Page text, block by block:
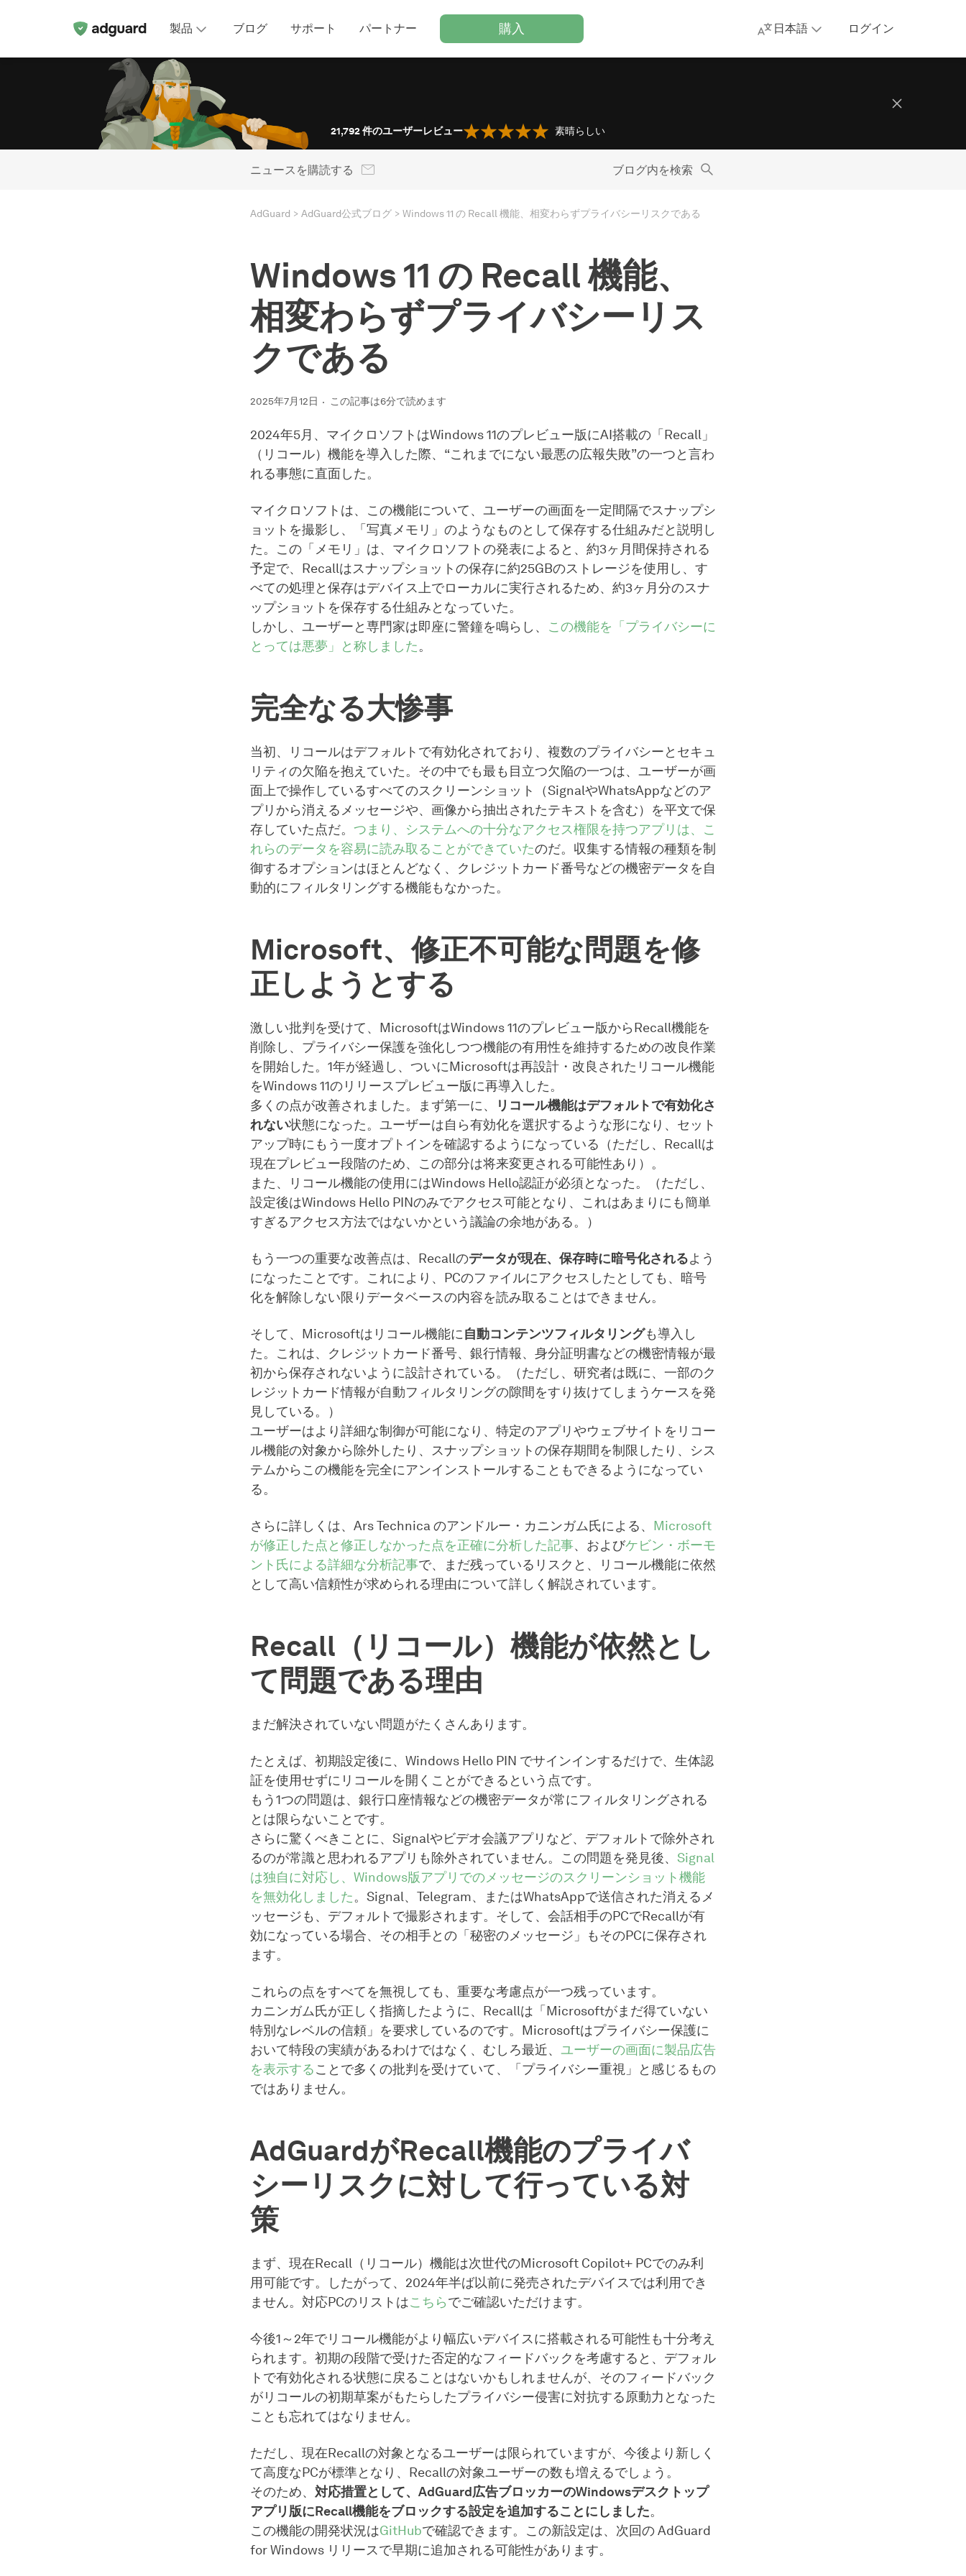
製品 ブログ サポート パートナー 購入 日本語 ログイン
21,792件のユーザーレビュー 素晴らしい
ニュースを購読する ブログ内を検索
AdGuard AdGuard公式ブログ Windows 11 の Recall 機能、相変わらずプライバシーリスクである
Windows 11 の Recall 機能、
相変わらずプライバシーリス
クである
2025年7月12日 この記事は6分で読めます
2024年5月、マイクロソフトはWindows 11のプレビュー版にAI搭載の「Recall」
（リコール）機能を導入した際、“これまでにない最悪の広報失敗”の一つと言わ
れる事態に直面した。
マイクロソフトは、この機能について、ユーザーの画面を一定間隔でスナップシ
ョットを撮影し、「写真メモリ」のようなものとして保存する仕組みだと説明し
た。この「メモリ」は、マイクロソフトの発表によると、約3ヶ月間保持される
予定で、Recallはスナップショットの保存に約25GBのストレージを使用し、す
べての処理と保存はデバイス上でローカルに実行されるため、約3ヶ月分のスナ
ップショットを保存する仕組みとなっていた。
しかし、ユーザーと専門家は即座に警鐘を鳴らし、 この機能を「プライバシーに
とっては悪夢」と称しました。
完全なる大惨事
当初、リコールはデフォルトで有効化されており、複数のプライバシーとセキュ
リティの欠陥を抱えていた。その中でも最も目立つ欠陥の一つは、ユーザーが画
面上で操作しているすべてのスクリーンショット（SignalやWhatsAppなどのア
プリから消えるメッセージや、画像から抽出されたテキストを含む）を平文で保
存していた点だ。 つまり、システムへの十分なアクセス権限を持つアプリは、こ
れらのデータを容易に読み取ることができていたのだ。収集する情報の種類を制
御するオプションはほとんどなく、クレジットカード番号などの機密データを自
動的にフィルタリングする機能もなかった。
Microsoft、修正不可能な問題を修
正しようとする
激しい批判を受けて、MicrosoftはWindows 11のプレビュー版からRecall機能を
削除し、プライバシー保護を強化しつつ機能の有用性を維持するための改良作業
を開始した。1年が経過し、ついにMicrosoftは再設計・改良されたリコール機能
をWindows 11のリリースプレビュー版に再導入した。
多くの点が改善されました。まず第一に、
リコール機能はデフォルトで有効化さ
れない状態になった。ユーザーは自ら有効化を選択するような形になり、セット
アップ時にもう一度オプトインを確認するようになっている（ただし、Recallは
現在プレビュー段階のため、この部分は将来変更される可能性あり）。
また、リコール機能の使用にはWindows Hello認証が必須となった。（ただし、
設定後はWindows Hello PINのみでアクセス可能となり、これはあまりにも簡単
すぎるアクセス方法ではないかという議論の余地がある。）
もう一つの重要な改善点は、Recallのデータが現在、保存時に暗号化されるよう
になったことです。これにより、PCのファイルにアクセスしたとしても、暗号
化を解除しない限りデータベースの内容を読み取ることはできません。
そして、Microsoftはリコール機能に自動コンテンツフィルタリングも導入し
た。これは、クレジットカード番号、銀行情報、身分証明書などの機密情報が最
初から保存されないように設計されている。（ただし、研究者は既に、一部のク
レジットカード情報が自動フィルタリングの隙間をすり抜けてしまうケースを発
見している。）
ユーザーはより詳細な制御が可能になり、特定のアプリやウェブサイトをリコー
ル機能の対象から除外したり、スナップショットの保存期間を制限したり、シス
テムからこの機能を完全にアンインストールすることもできるようになってい
る。
さらに詳しくは、Ars Technica のアンドルー・カニンガム氏による、 Microsoft
が修正した点と修正しなかった点を正確に分析した記事、およびケビン・ボーモ
ント氏による詳細な分析記事で、まだ残っているリスクと、リコール機能に依然
として高い信頼性が求められる理由について詳しく解説されています。
Recall（リコール）機能が依然とし
て問題である理由
まだ解決されていない問題がたくさんあります。
たとえば、初期設定後に、Windows Hello PIN でサインインするだけで、生体認
証を使用せずにリコールを開くことができるという点です。
もう1つの問題は、銀行口座情報などの機密データが常にフィルタリングされる
とは限らないことです。
さらに驚くべきことに、Signalやビデオ会議アプリなど、デフォルトで除外され
るのが常識と思われるアプリも除外されていません。この問題を発見後、 Signal
は独自に対応し、Windows版アプリでのメッセージのスクリーンショット機能
を無効化しました。Signal、Telegram、またはWhatsAppで送信された消えるメ
ッセージも、デフォルトで撮影されます。そして、会話相手のPCでRecallが有
効になっている場合、その相手との「秘密のメッセージ」もそのPCに保存され
ます。
これらの点をすべてを無視しても、重要な考慮点が一つ残っています。
カニンガム氏が正しく指摘したように、Recallは「Microsoftがまだ得ていない
特別なレベルの信頼」を要求しているのです。Microsoftはプライバシー保護に
おいて特段の実績があるわけではなく、むしろ最近、 ユーザーの画面に製品広告
を表示することで多くの批判を受けていて、「プライバシー重視」と感じるもの
ではありません。
AdGuardがRecall機能のプライバ
シーリスクに対して行っている対
策
まず、現在Recall（リコール）機能は次世代のMicrosoft Copilot+ PCでのみ利
用可能です。したがって、2024年半ば以前に発売されたデバイスでは利用でき
ません。対応PCのリストはこちらでご確認いただけます。
今後1～2年でリコール機能がより幅広いデバイスに搭載される可能性も十分考え
られます。初期の段階で受けた否定的なフィードバックを考慮すると、デフォル
トで有効化される状態に戻ることはないかもしれませんが、そのフィードバック
がリコールの初期草案がもたらしたプライバシー侵害に対抗する原動力となった
ことも忘れてはなりません。
ただし、現在Recallの対象となるユーザーは限られていますが、今後より新しく
て高度なPCが標準となり、Recallの対象ユーザーの数も増えるでしょう。
そのため、 対応措置として、AdGuard広告ブロッカーのWindowsデスクトップ
アプリ版にRecall機能をブロックする設定を追加することにしました。
この機能の開発状況はGitHubで確認できます。この新設定は、次回の AdGuard
for Windows リリースで早期に追加される可能性があります。